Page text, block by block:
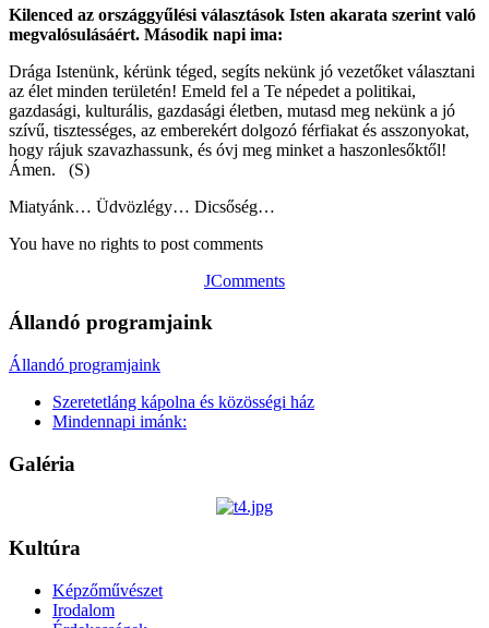
Kilenced az országgyűlési választások Isten akarata szerint való
megvalósulásáért. Második napi ima:
Drága Istenünk, kérünk téged, segíts nekünk jó vezetőket választani
az élet minden területén! Emeld fel a Te népedet a politikai,
gazdasági, kulturális, gazdasági életben, mutasd meg nekünk a jó
szívű, tisztességes, az emberekért dolgozó férfiakat és asszonyokat,
hogy rájuk szavazhassunk, és óvj meg minket a haszonlesőktől!
Ámen. (S)
Miatyánk… Üdvözlégy… Dicsőség…
You have no rights to post comments
JComments
Állandó programjaink
Állandó programjaink
Szeretetláng kápolna és közösségi ház
Mindennapi imánk:
Galéria
Kultúra
Képzőművészet
Irodalom